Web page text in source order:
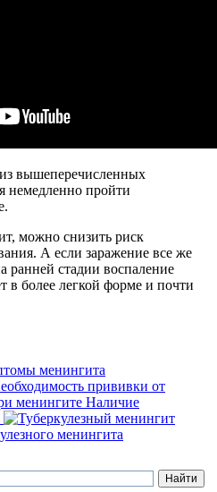
вышеперечисленных
немедленно пройти
можно снизить риск
А если заражение все же
ранней стадии воспаление
в более легкой форме и почти
менингита
прививки от
Наличие
менингита